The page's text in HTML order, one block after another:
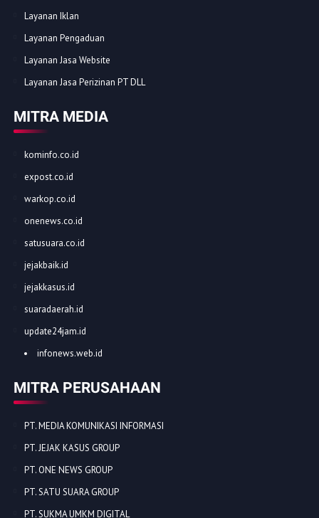
Layanan Iklan
Layanan Pengaduan
Layanan Jasa Website
Layanan Jasa Perizinan PT DLL
MITRA MEDIA
kominfo.co.id
expost.co.id
warkop.co.id
onenews.co.id
satusuara.co.id
jejakbaik.id
jejakkasus.id
suaradaerah.id
update24jam.id
infonews.web.id
MITRA PERUSAHAAN
PT. MEDIA KOMUNIKASI INFORMASI
PT. JEJAK KASUS GROUP
PT. ONE NEWS GROUP
PT. SATU SUARA GROUP
PT. SUKMA UMKM DIGITAL